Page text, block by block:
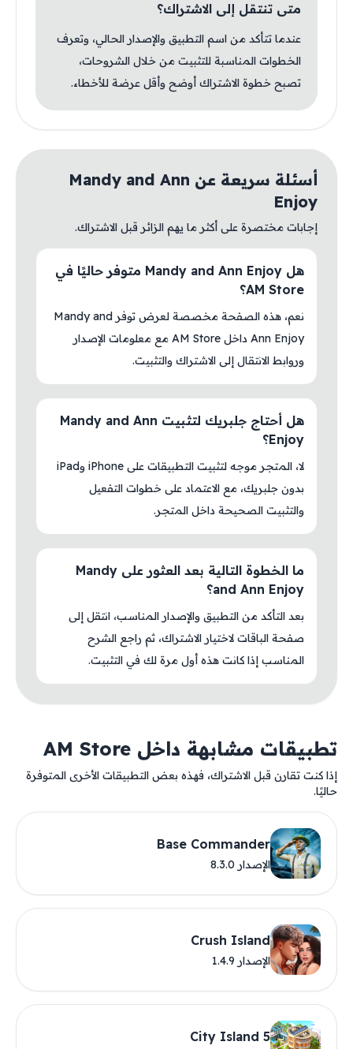
متى تنتقل إلى الاشتراك؟
عندما تتأكد من اسم التطبيق والإصدار الحالي، وتعرف
الخطوات المناسبة للتثبيت من خلال الشروحات،
تصبح خطوة الاشتراك أوضح وأقل عرضة للأخطاء.
أسئلة سريعة عن Mandy and Ann
Enjoy
إجابات مختصرة على أكثر ما يهم الزائر قبل الاشتراك.
هل Mandy and Ann Enjoy متوفر حاليًا في
AM Store؟
نعم، هذه الصفحة مخصصة لعرض توفر Mandy and
Ann Enjoy داخل AM Store مع معلومات الإصدار
وروابط الانتقال إلى الاشتراك والتثبيت.
هل أحتاج جلبريك لتثبيت Mandy and Ann
Enjoy؟
لا، المتجر موجه لتثبيت التطبيقات على iPhone وiPad
بدون جلبريك، مع الاعتماد على خطوات التفعيل
والتثبيت الصحيحة داخل المتجر.
ما الخطوة التالية بعد العثور على Mandy
and Ann Enjoy؟
بعد التأكد من التطبيق والإصدار المناسب، انتقل إلى
صفحة الباقات لاختيار الاشتراك، ثم راجع الشرح
المناسب إذا كانت هذه أول مرة لك في التثبيت.
تطبيقات مشابهة داخل AM Store
إذا كنت تقارن قبل الاشتراك، فهذه بعض التطبيقات الأخرى المتوفرة
حاليًا.
Base Commander
الإصدار 8.3.0
Crush Island
الإصدار 1.4.9
City Island 5